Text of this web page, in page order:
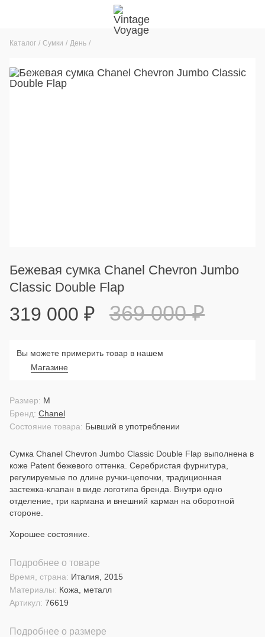
Каталог Сумки День
Бежевая сумка Chanel Chevron Jumbo
Classic Double Flap
319 000 ₽ 369 000₽
Вы можете примерить товар в нашем
Магазине
Состояние товара: Бывший в употреблении
Бренд: Chanel
Размер: M
Сумка Chanel Chevron Jumbo Classic Double Flap выполнена в
коже Patent бежевого оттенка. Серебристая фурнитура,
регулируемые по длине ручки-цепочки, традиционная
застежка-клапан в виде логотипа бренда. Внутри одно
отделение, три кармана и внешний карман на оборотной
стороне.
Хорошее состояние.
Подробнее о товаре
Материалы: Кожа, металл
Время, страна: Италия, 2015
Артикул: 76619
Подробнее о размере